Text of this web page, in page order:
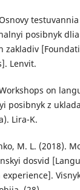
posibnyk
zakladiv
Lenvit.
on
posibnyk z
Lira-K.
M. L. (2018).
dosvid